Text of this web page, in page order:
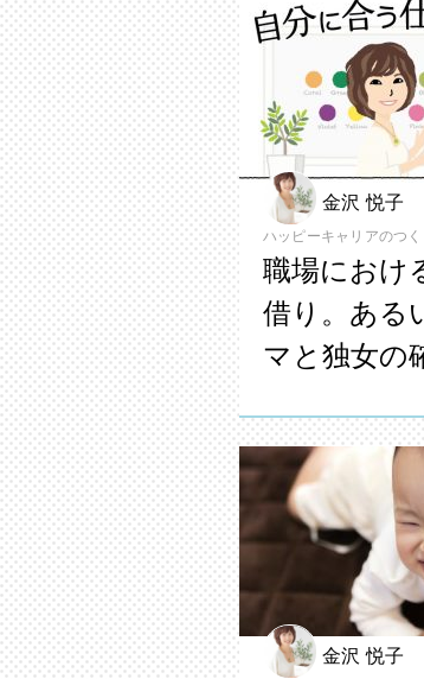
金沢 悦子
ハッピーキャリアのつ
職場におけ
借り。ある
マと独女の
金沢 悦子